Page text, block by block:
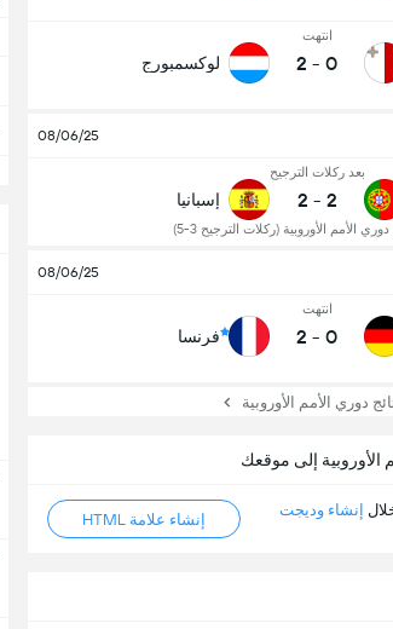
انتهت
0
-
2 لوكسمبورج
08/06/25
بعد ركلات الترجيح
2
-
2
الأمم الأوروبية (ركلات الترجيح 3-5)
إسبانيا
08/06/25
انتهت
0
-
2 فرنسا
دوري الأمم الأوروبية
إلى موقعك
إنشاء وديجت
إنشاء علامة HTML